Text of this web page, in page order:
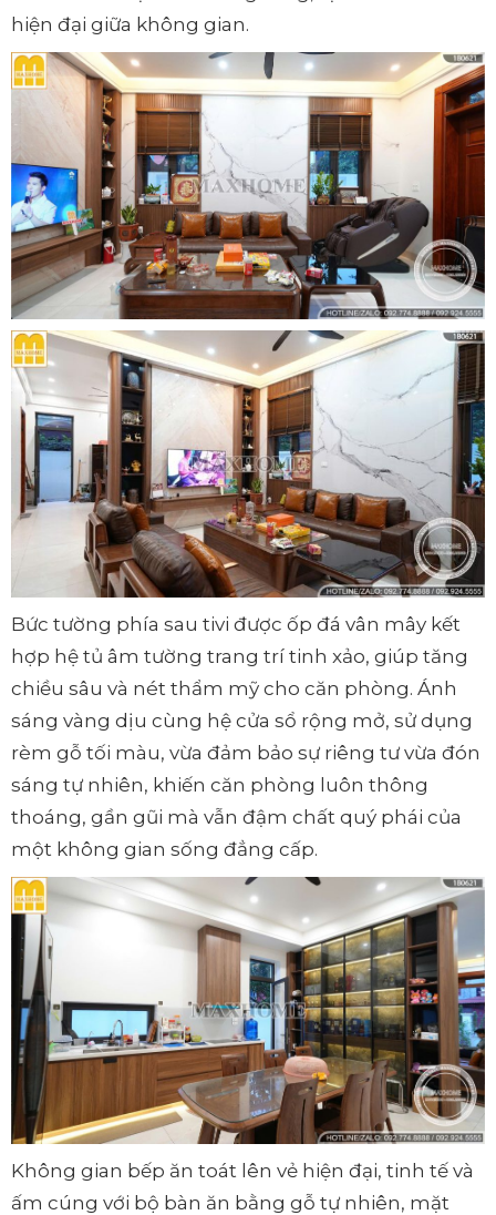
hiện đại giữa không gian.
Bức tường phía sau tivi được ốp đá vân mây kết
hợp hệ tủ âm tường trang trí tinh xảo, giúp tăng
chiều sâu và nét thẩm mỹ cho căn phòng. Ánh
sáng vàng dịu cùng hệ cửa sổ rộng mở, sử dụng
rèm gỗ tối màu, vừa đảm bảo sự riêng tư vừa đón
sáng tự nhiên, khiến căn phòng luôn thông
thoáng, gần gũi mà vẫn đậm chất quý phái của
một không gian sống đẳng cấp.
Không gian bếp ăn toát lên vẻ hiện đại, tinh tế và
ấm cúng với bộ bàn ăn bằng gỗ tự nhiên, mặt